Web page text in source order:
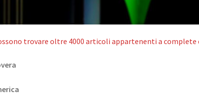
trovare oltre 4000 articoli appartenenti a complete